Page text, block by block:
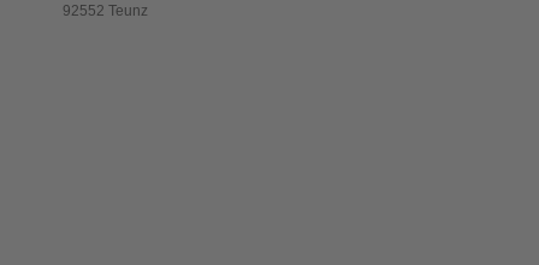
92552 Teunz